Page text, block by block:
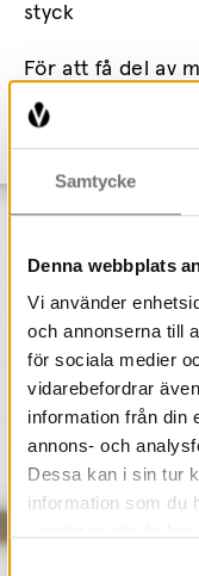
Samtycke
Denna webbplats
Vi använder
och annonserna till
för sociala medier
vidarebefordrar
information från din
annons- och
Dessa kan i sin tur
information som du
styck
För att få del av
kontakta